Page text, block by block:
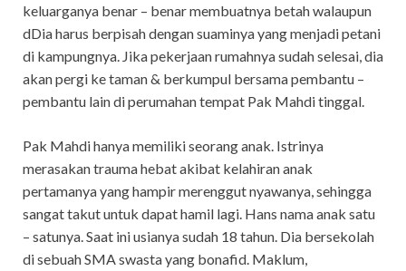
keluarganya benar – benar membuatnya betah walaupun
dDia harus berpisah dengan suaminya yang menjadi petani
di kampungnya. Jika pekerjaan rumahnya sudah selesai, dia
akan pergi ke taman & berkumpul bersama pembantu –
pembantu lain di perumahan tempat Pak Mahdi tinggal.
Pak Mahdi hanya memiliki seorang anak. Istrinya
merasakan trauma hebat akibat kelahiran anak
pertamanya yang hampir merenggut nyawanya, sehingga
sangat takut untuk dapat hamil lagi. Hans nama anak satu
– satunya. Saat ini usianya sudah 18 tahun. Dia bersekolah
di sebuah SMA swasta yang bonafid. Maklum,